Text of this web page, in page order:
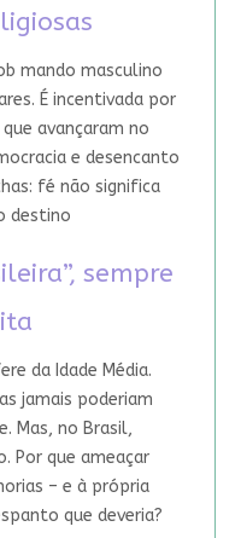
mando masculino
É incentivada por
avançaram no
e desencanto
fé não significa
destino
sempre
da Idade Média.
jamais poderiam
Mas, no Brasil,
Por que ameaçar
– e à própria
que deveria?